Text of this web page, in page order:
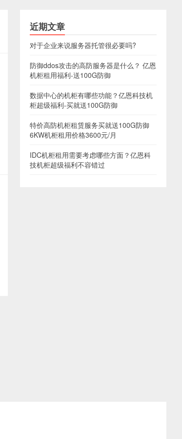
近期文章
对于企业来说服务器托管很必要吗?
防御ddos攻击的高防服务器是什么？ 亿恩
机柜租用福利-送100G防御
数据中心的机柜有哪些功能？亿恩科技机
柜超级福利-买就送100G防御
特价高防机柜租赁服务买就送100G防御
6KW机柜租用价格3600元/月
IDC机柜租用需要考虑哪些方面？亿恩科
技机柜超级福利不容错过